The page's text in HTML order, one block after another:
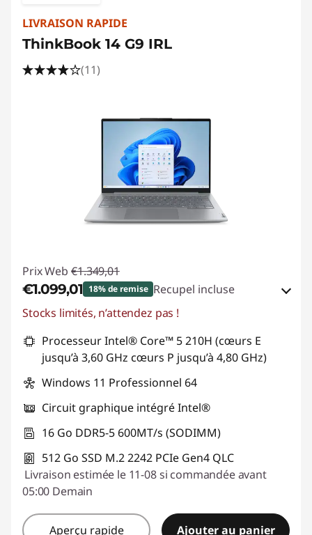
LIVRAISON RAPIDE
ThinkBook 14 G9 IRL
(11)
Prix Web €1.349,01
€1.099,01 18% de remise Recupel incluse
Bons de réduction en ligne :
Code de réduction : THINK-SUMMER
Stocks limités, n’attendez pas !
Processeur Intel® Core™ 5 210H (cœurs E
jusqu’à 3,60 GHz cœurs P jusqu’à 4,80 GHz)
Windows 11 Professionnel 64
Circuit graphique intégré Intel®
16 Go DDR5-5 600MT/s (SODIMM)
512 Go SSD M.2 2242 PCIe Gen4 QLC
Livraison estimée le 11-08 si commandée avant
05:00 Demain
Aperçu rapide Ajouter au panier